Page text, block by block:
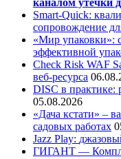
каналом утечки
Smart-Quick:
сопровождение
«Мир упаковки»:
эффективной
Check Risk WAF
веб-ресурса
DISC в практике:
05.08.2026
«Дача кстати» –
садовых работах
Jazz Play:
ГИГАНТ —